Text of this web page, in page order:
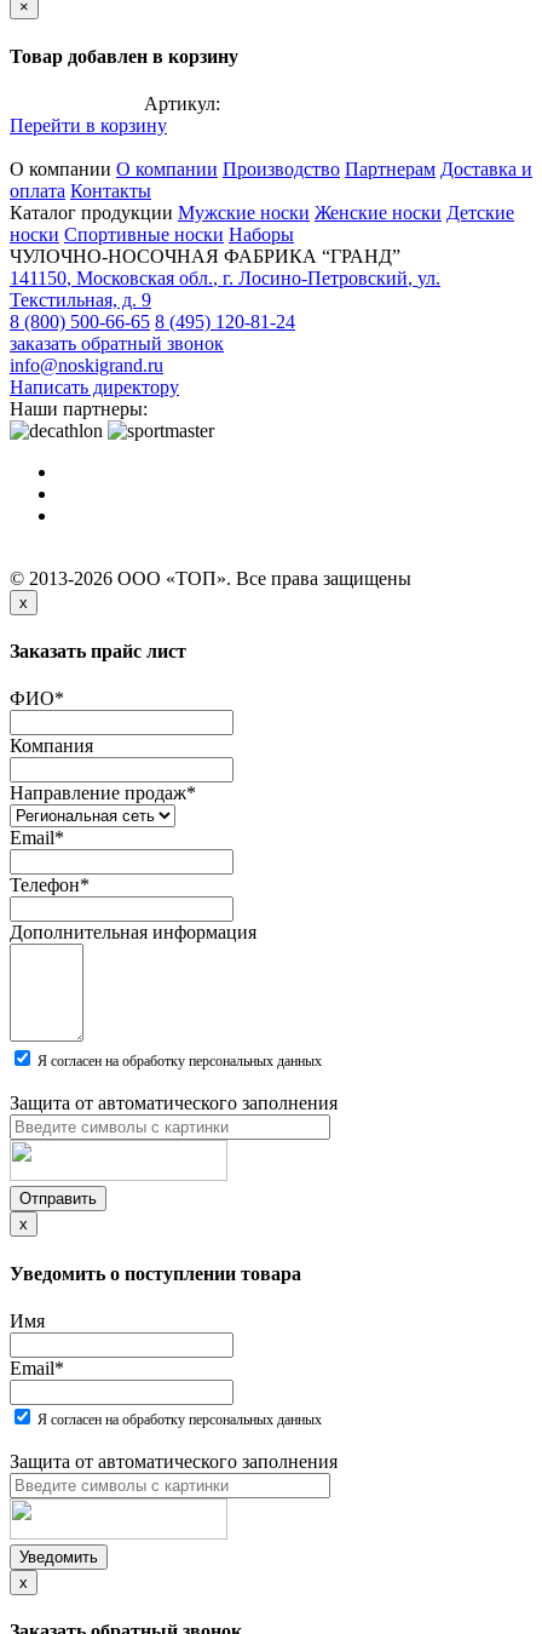
×
Товар добавлен в корзину
Артикул:
Перейти в корзину
О компании О компании Производство Партнерам Доставка и
оплата Контакты
Каталог продукции Мужские носки Женские носки Детские
носки Спортивные носки Наборы
ЧУЛОЧНО-НОСОЧНАЯ ФАБРИКА “ГРАНД”
141150, Московская обл., г. Лосино-Петровский, ул.
Текстильная, д. 9
8 (800) 500-66-65 8 (495) 120-81-24
заказать обратный звонок
info@noskigrand.ru
Написать директору
Наши партнеры:
© 2013-2026 ООО «ТОП». Все права защищены
x
Заказать прайс лист
ФИО*
Компания
Направление продаж*
Email*
Телефон*
Дополнительная информация
Я согласен на обработку персональных данных
Защита от автоматического заполнения
Отправить
x
Уведомить о поступлении товара
Имя
Email*
Я согласен на обработку персональных данных
Защита от автоматического заполнения
Уведомить
x